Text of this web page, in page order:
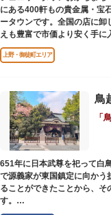
にある400軒もの貴金属・宝
ータウンです。全国の店に
えも豊富で市価より安く手に
上野・御徒町エリア
鳥
「
651年に日本武尊を祀って白
で源義家が東国鎮定に向かう
ることができたことから、
す。
江戸時代までは三社の神社か